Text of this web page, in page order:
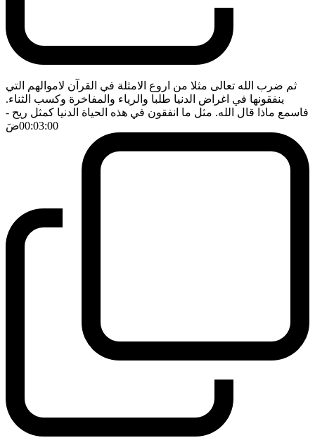
ثم ضرب الله تعالى مثلا من اروع الامثلة في القرآن لاموالهم التي
ينفقونها في اغراض الدنيا طلبا والرياء والمفاخرة وكسب الثناء.
فاسمع ماذا قال الله. مثل ما انفقون في هذه الحياة الدنيا كمثل ريح -
00:03:00ضَ